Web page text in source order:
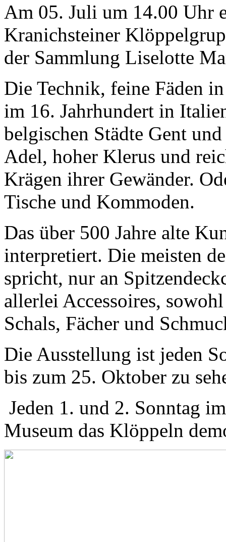
Am 05. Juli um 14.00 Uhr
Kranichsteiner
der Sammlung Liselotte
Die Technik, feine Fäden
im 16. Jahrhundert in
belgischen Städte Gent
Adel, hoher Klerus und
Krägen ihrer Gewänder.
Tische und Kommoden.
Das über 500 Jahre alte
interpretiert. Die meisten
spricht, nur an
allerlei Accessoires,
Schals, Fächer und
Die Ausstellung ist jeden
bis zum 25. Oktober zu
Jeden 1. und 2. Sonntag
Museum das Klöppeln